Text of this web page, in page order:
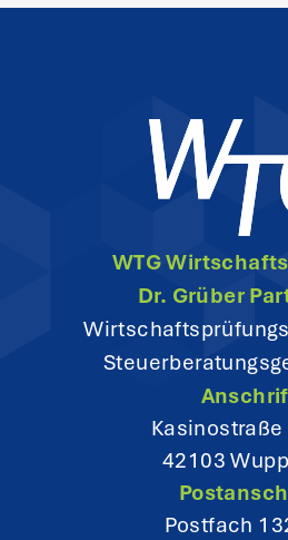
WTG
Dr. Grüber
Kasinostraße
42103
Postfach